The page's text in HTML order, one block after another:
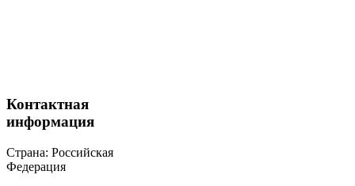
Контактная
информация
Страна: Российская
Федерация